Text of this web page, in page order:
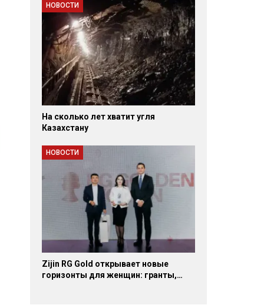
НОВОСТИ
На сколько лет хватит угля
Казахстану
НОВОСТИ
Zijin RG Gold открывает новые
горизонты для женщин: гранты,…